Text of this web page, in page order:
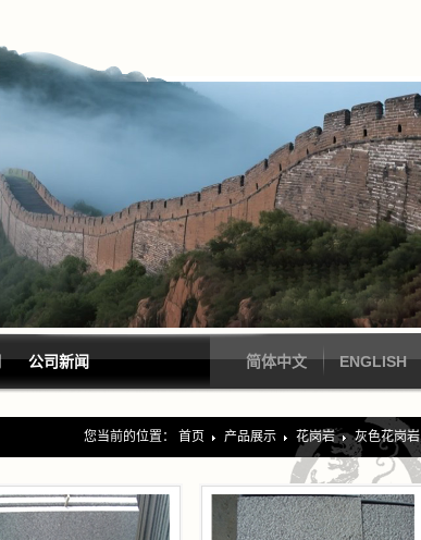
公司新闻 简体中文 ENGLISH
您当前的位置： 首页 产品展示 花岗岩 灰色花岗岩